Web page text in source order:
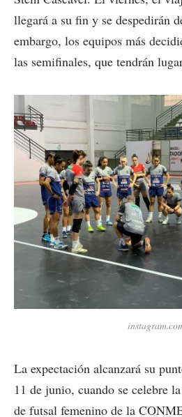
llegará a su fin y se despedirán
embargo, los equipos más
las semifinales, que tendrán
La expectación alcanzará su
11 de junio, cuando se celebre
de futsal femenino de la